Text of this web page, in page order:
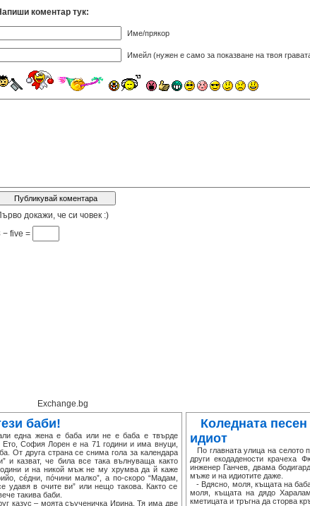
коментар тук:
Име/прякор
Имейл (нужен е само за показване на твоя
докажи, че си човек :)
− five =
Exchange.bg
баби!
една жена е баба или не е баба е твърде
Ето, София Лорен е на 71 години и има внуци,
От друга страна се снима гола за календара
и казват, че била все така вълнуваща както
и на никой мъж не му хрумва да й каже
сéдни, пóчини малко”, а по-скоро “Мадам,
удавя в очите ви” или нещо такова. Както се
такива баби.
казус – моята съученичка Ирина. Тя има две
Коледната
идиот
По главната улица на селото
други екодадености крачеха
инженер Ганчев, двама
мъже и на идиотите даже.
- Вдясно, моля, къщата на
моля, къщата на дядо
кметицата и тръгна да сторва